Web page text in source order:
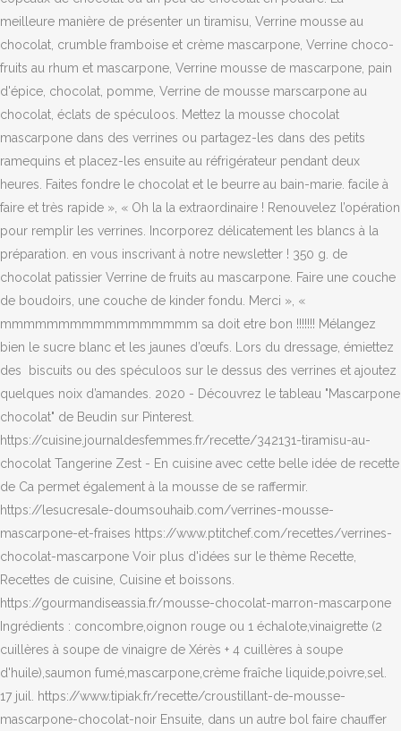
meilleure manière de présenter un tiramisu, Verrine mousse au
chocolat, crumble framboise et crème mascarpone, Verrine choco-
fruits au rhum et mascarpone, Verrine mousse de mascarpone, pain
d'épice, chocolat, pomme, Verrine de mousse marscarpone au
chocolat, éclats de spéculoos. Mettez la mousse chocolat
mascarpone dans des verrines ou partagez-les dans des petits
ramequins et placez-les ensuite au réfrigérateur pendant deux
heures. Faites fondre le chocolat et le beurre au bain-marie. facile à
faire et très rapide », « Oh la la extraordinaire ! Renouvelez l’opération
pour remplir les verrines. Incorporez délicatement les blancs à la
préparation. en vous inscrivant à notre newsletter ! 350 g. de
chocolat patissier Verrine de fruits au mascarpone. Faire une couche
de boudoirs, une couche de kinder fondu. Merci », «
mmmmmmmmmmmmmmmmm sa doit etre bon !!!!!!! Mélangez
bien le sucre blanc et les jaunes d’œufs. Lors du dressage, émiettez
des biscuits ou des spéculoos sur le dessus des verrines et ajoutez
quelques noix d’amandes. 2020 - Découvrez le tableau "Mascarpone
chocolat" de Beudin sur Pinterest.
https://cuisine.journaldesfemmes.fr/recette/342131-tiramisu-au-
chocolat Tangerine Zest - En cuisine avec cette belle idée de recette
de Ca permet également à la mousse de se raffermir.
https://lesucresale-doumsouhaib.com/verrines-mousse-
mascarpone-et-fraises https://www.ptitchef.com/recettes/verrines-
chocolat-mascarpone Voir plus d'idées sur le thème Recette,
Recettes de cuisine, Cuisine et boissons.
https://gourmandiseassia.fr/mousse-chocolat-marron-mascarpone
Ingrédients : concombre,oignon rouge ou 1 échalote,vinaigrette (2
cuillères à soupe de vinaigre de Xérès + 4 cuillères à soupe
d'huile),saumon fumé,mascarpone,crème fraîche liquide,poivre,sel.
17 juil. https://www.tipiak.fr/recette/croustillant-de-mousse-
mascarpone-chocolat-noir Ensuite, dans un autre bol faire chauffer